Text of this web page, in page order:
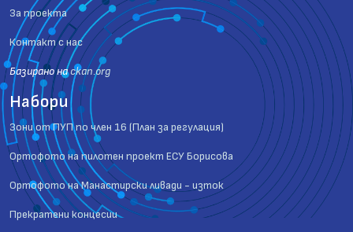
За проекта
Контакт с нас
Базиранo наckan.org
Набори
Зони от ПУП по член 16 (План за регулация)
Ортофото на пилотен проект ЕСУ Борисова
Ортофото на Манастирски ливади - изток
Прекратени концесии